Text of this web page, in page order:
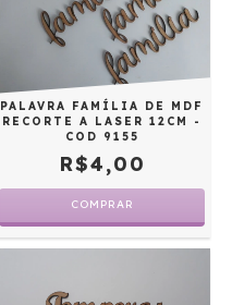
PALAVRA FAMÍLIA DE MDF
RECORTE A LASER 12CM -
COD 9155
R$4,00
COMPRAR